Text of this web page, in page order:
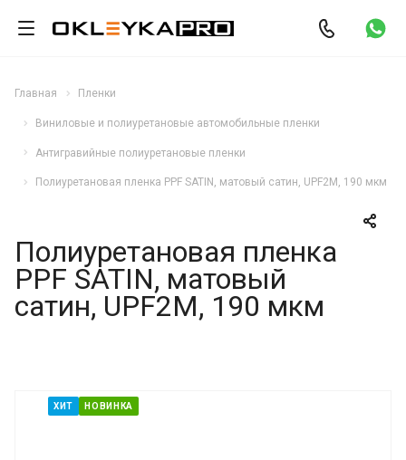
Главная Пленки
Виниловые и полиуретановые автомобильные пленки
Антигравийные полиуретановые пленки
Полиуретановая пленка PPF SATIN, матовый сатин, UPF2M, 190 мкм
Полиуретановая пленка
PPF SATIN, матовый
сатин, UPF2M, 190 мкм
ХИТ НОВИНКА